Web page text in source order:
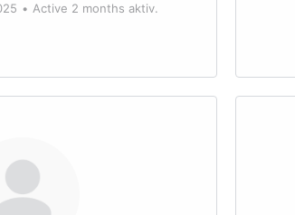
• Active 2 months aktiv.